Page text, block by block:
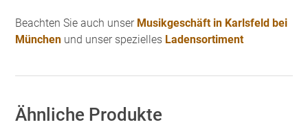
Beachten Sie auch unser Musikgeschäft in Karlsfeld bei
München und unser spezielles Ladensortiment
Ähnliche Produkte